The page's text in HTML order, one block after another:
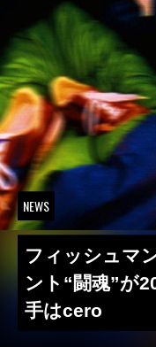
NEWS
フィッシュマ
ント“闘魂”が
手はcero